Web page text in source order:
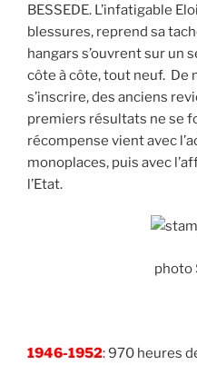
BESSEDE. L’infatigable
blessures, reprend sa
hangars s’ouvrent sur un
côte à côte, tout neuf. De
s’inscrire, des anciens
premiers résultats ne se
récompense vient avec
monoplaces, puis avec
l’Etat.
photo
1946-1952: 970 heures